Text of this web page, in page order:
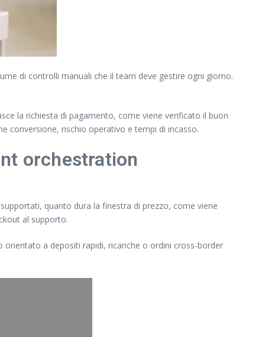
di controlli manuali che il team deve gestire ogni giorno.
la richiesta di pagamento, come viene verificato il buon
conversione, rischio operativo e tempi di incasso.
orchestration
quanto dura la finestra di prezzo, come viene
al supporto.
orientato a depositi rapidi, ricariche o ordini cross-border